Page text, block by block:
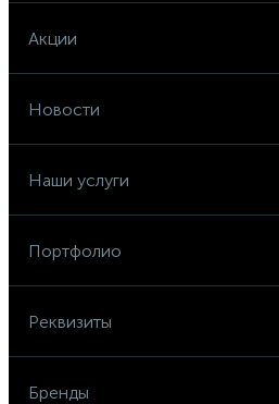
Акции
Новости
Наши услуги
Портфолио
Реквизиты
Бренды